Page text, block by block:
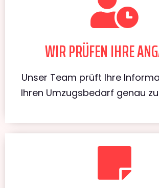
WIR PRÜFEN IHRE
Unser Team prüft Ihre
Ihren Umzugsbedarf genau